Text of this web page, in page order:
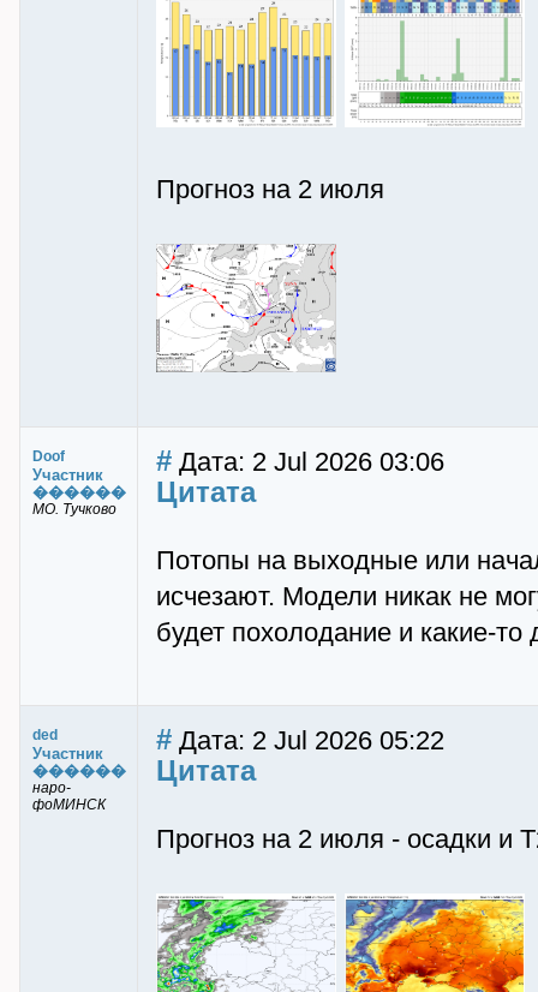
Прогноз на 2 июля
Doof
Участник
������
МО. Тучково
# Дата: 2 Jul 2026 03:06
Цитата
Потопы на выходные или
исчезают. Модели никак не
будет похолодание и какие-то
ded
Участник
������
наро-
фоМИНСК
# Дата: 2 Jul 2026 05:22
Цитата
Прогноз на 2 июля - осадки и